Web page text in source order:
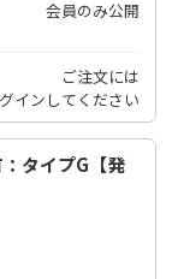
会員のみ公開
ご注文には
イン してください
タイプG【発